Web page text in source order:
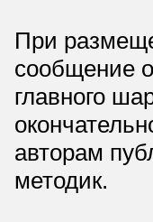
При
сообщение
главного
авторам
методик.